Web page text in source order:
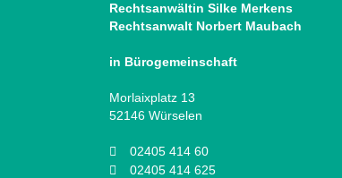
Rechtsanwältin Silke Merkens
Rechtsanwalt Norbert Maubach
in Bürogemeinschaft
Morlaixplatz 13
52146 Würselen
02405 414 60
02405 414 625